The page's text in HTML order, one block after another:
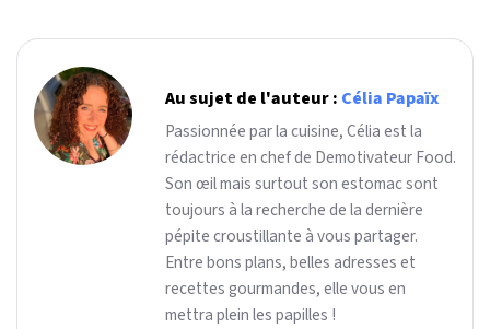
Au sujet de l'auteur : Célia Papaïx
Passionnée par la cuisine, Célia est la
rédactrice en chef de Demotivateur Food.
Son œil mais surtout son estomac sont
toujours à la recherche de la dernière
pépite croustillante à vous partager.
Entre bons plans, belles adresses et
recettes gourmandes, elle vous en
mettra plein les papilles !